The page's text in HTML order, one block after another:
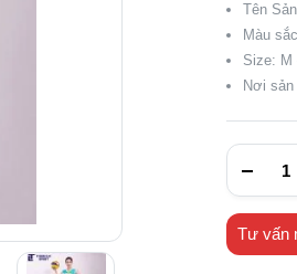
Tên
Màu
Size: M
Nơi
Tư vấn